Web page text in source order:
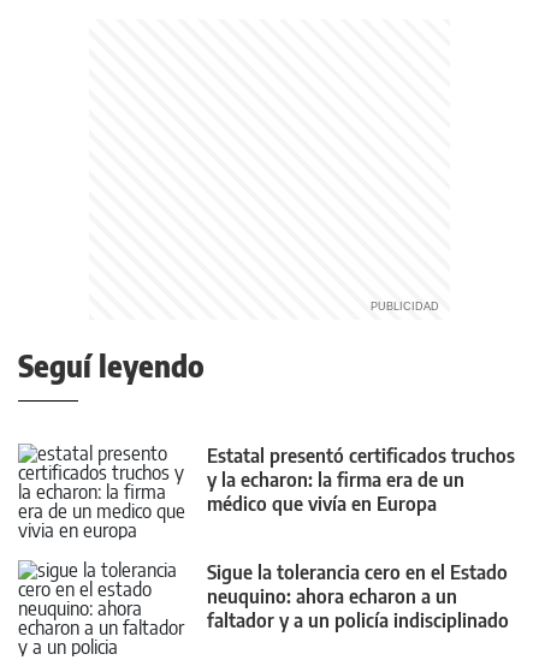
Seguí leyendo
Estatal presentó certificados truchos
y la echaron: la firma era de un
médico que vivía en Europa
Sigue la tolerancia cero en el Estado
neuquino: ahora echaron a un
faltador y a un policía indisciplinado